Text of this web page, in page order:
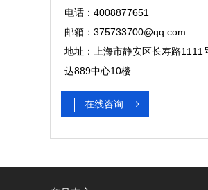
电话：4008877651
邮箱：375733700@qq.com
地址：上海市静安区长寿路1111
达889中心10楼
在线咨询